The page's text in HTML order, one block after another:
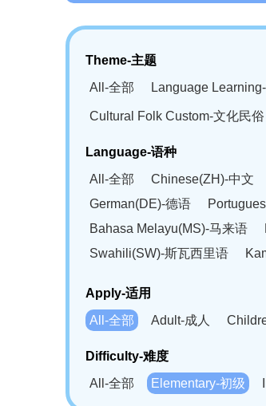
Theme-主题
All-全部
Language
Cultural Folk Custom-文化民俗
Language-语种
All-全部
Chinese(ZH)-中文
German(DE)-德语
Bahasa Melayu(MS)-马来语
Swahili(SW)-斯瓦西里语
Apply-适用
All-全部
Adult-成人
Difficulty-难度
All-全部
Elementary-初级